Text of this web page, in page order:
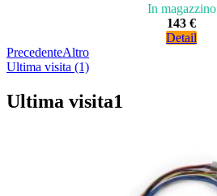
In magazzino
143 €
Detail
PrecedenteAltro
Ultima visita (1)
Ultima visita1